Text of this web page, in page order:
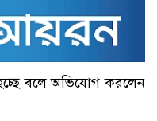
হচ্ছে বলে অভিযোগ করলেন